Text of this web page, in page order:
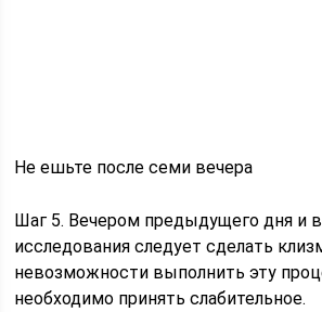
Не ешьте после семи вечера
Шаг 5. Вечером предыдущего дня и
исследования следует сделать
невозможности выполнить эту
необходимо принять слабительное.